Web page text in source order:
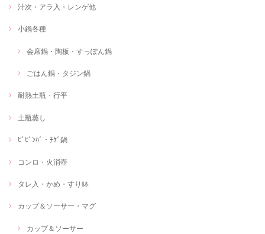
汁次・アラ入・レンゲ他
小鍋各種
会席鍋・陶板・すっぽん鍋
ごはん鍋・タジン鍋
耐熱土瓶・行平
土瓶蒸し
ﾋﾞﾋﾞﾝﾊﾞ・ﾁｹﾞ鍋
コンロ・火消壺
タレ入・かめ・すり鉢
カップ＆ソーサー・マグ
カップ＆ソーサー